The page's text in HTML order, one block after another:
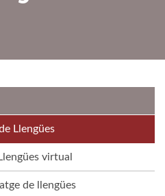
Llengües
virtual
de llengües